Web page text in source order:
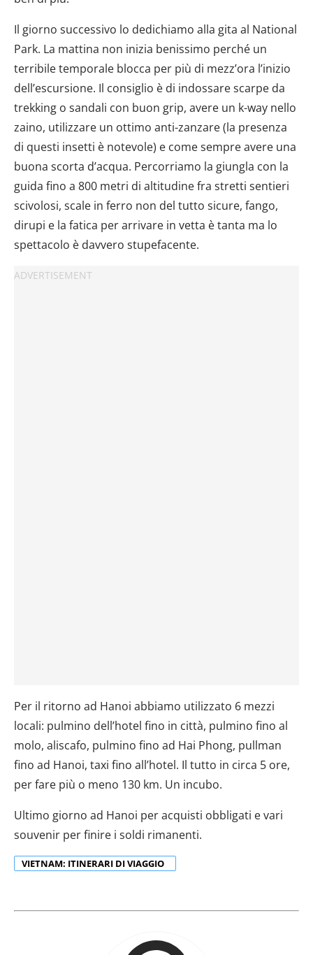
Il giorno successivo lo dedichiamo alla gita al National
Park. La mattina non inizia benissimo perché un
terribile temporale blocca per più di mezz’ora l’inizio
dell’escursione. Il consiglio è di indossare scarpe da
trekking o sandali con buon grip, avere un k-way nello
zaino, utilizzare un ottimo anti-zanzare (la presenza
di questi insetti è notevole) e come sempre avere una
buona scorta d’acqua. Percorriamo la giungla con la
guida fino a 800 metri di altitudine fra stretti sentieri
scivolosi, scale in ferro non del tutto sicure, fango,
dirupi e la fatica per arrivare in vetta è tanta ma lo
spettacolo è davvero stupefacente.
Per il ritorno ad Hanoi abbiamo utilizzato 6 mezzi
locali: pulmino dell’hotel fino in città, pulmino fino al
molo, aliscafo, pulmino fino ad Hai Phong, pullman
fino ad Hanoi, taxi fino all’hotel. Il tutto in circa 5 ore,
per fare più o meno 130 km. Un incubo.
Ultimo giorno ad Hanoi per acquisti obbligati e vari
souvenir per finire i soldi rimanenti.
VIETNAM: ITINERARI DI VIAGGIO